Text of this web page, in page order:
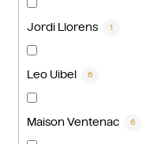
Jordi Llorens 1
Leo Uibel 6
Maison Ventenac 6